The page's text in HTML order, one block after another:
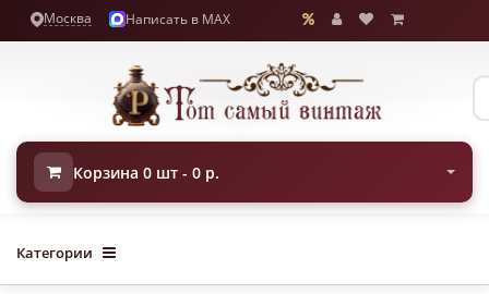
Москва Написать в MAX
Корзина 0 шт - 0 р.
Категории